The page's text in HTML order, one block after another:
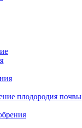
плодородия почвы